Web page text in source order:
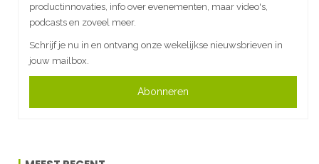
productinnovaties, info over evenementen, maar video's,
podcasts en zoveel meer.
Schrijf je nu in en ontvang onze wekelijkse nieuwsbrieven in
jouw mailbox.
Abonneren